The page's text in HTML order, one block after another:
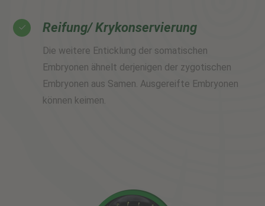
Reifung/ Krykonservierung
Die weitere Enticklung der somatischen
Embryonen ähnelt derjenigen der zygotischen
Embryonen aus Samen. Ausgereifte Embryonen
können keimen.